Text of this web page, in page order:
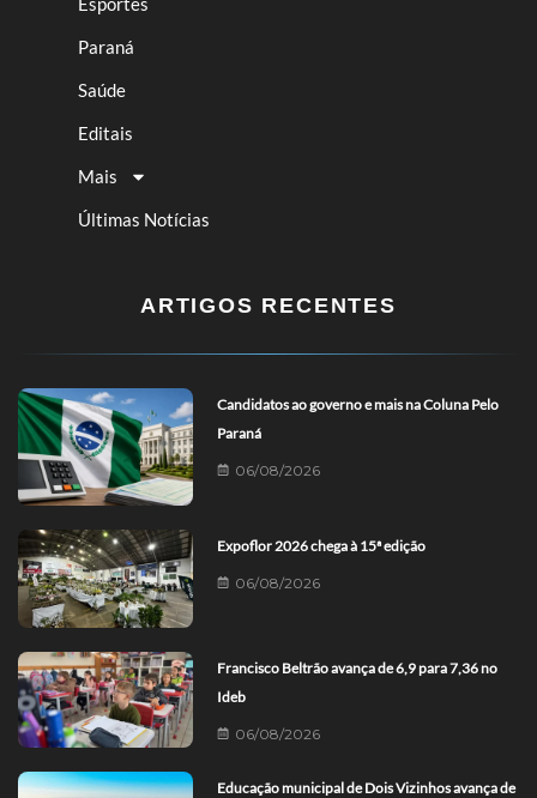
Paraná
Saúde
Editais
Mais
Últimas Notícias
ARTIGOS RECENTES
Candidatos ao governo e mais na Coluna Pelo
Paraná
06/08/2026
Expoflor 2026 chega à 15ª edição
06/08/2026
Francisco Beltrão avança de 6,9 para 7,36 no
Ideb
06/08/2026
Educação municipal de Dois Vizinhos avança de